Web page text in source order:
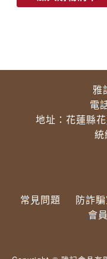
雅
電
地址：花蓮縣
常見問題 防詐
會